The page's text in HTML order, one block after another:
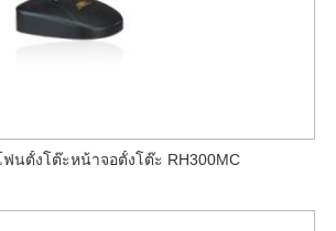
นตั้งโต๊ะหน้าจอตั้งโต๊ะ RH300MC